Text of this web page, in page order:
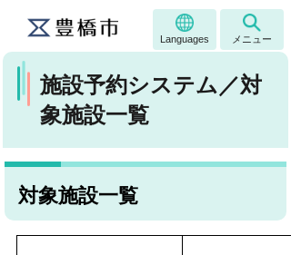
Languages メニュー
施設予約システム／対
象施設一覧
対象施設一覧